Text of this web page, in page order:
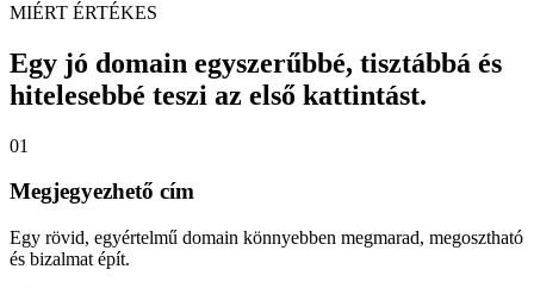
MIÉRT ÉRTÉKES
Egy jó domain egyszerűbbé, tisztábbá és
hitelesebbé teszi az első kattintást.
01
Megjegyezhető cím
Egy rövid, egyértelmű domain könnyebben megmarad, megosztható
és bizalmat épít.